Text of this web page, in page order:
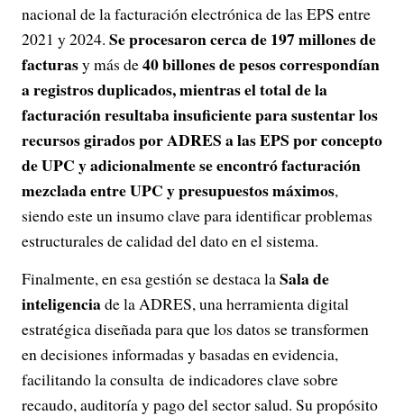
nacional de la facturación electrónica de las EPS entre
2021 y 2024. Se procesaron cerca de 197 millones de
facturasy más de40 billones de pesos correspondían
a registros duplicados, mientras el total de la
facturación resultaba insuficiente para sustentar los
recursos girados por ADRES a las EPS por concepto
de UPC y adicionalmente se encontró facturación
mezclada entre UPC y presupuestos máximos,
siendo este un insumo clave para identificar problemas
estructurales de calidad del dato en el sistema.
Finalmente, en esa gestión se destaca laSala de
inteligenciade la ADRES, una herramienta digital
estratégica diseñada para que los datos se transformen
en decisiones informadas y basadas en evidencia,
facilitando la consulta de indicadores clave sobre
recaudo, auditoría y pago del sector salud. Su propósito